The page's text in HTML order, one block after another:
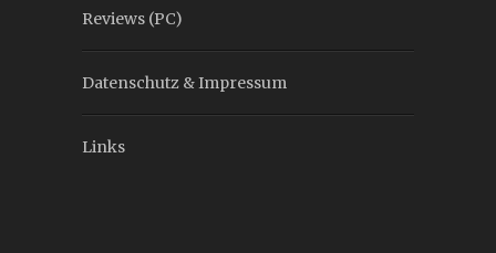
Reviews (PC)
Datenschutz & Impressum
Links